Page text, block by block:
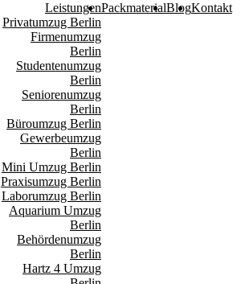
Leistungen
Privatumzug Berlin
Firmenumzug
Berlin
Studentenumzug
Berlin
Seniorenumzug
Berlin
Büroumzug Berlin
Gewerbeumzug
Berlin
Mini Umzug Berlin
Praxisumzug Berlin
Laborumzug Berlin
Aquarium Umzug
Berlin
Behördenumzug
Berlin
Hartz 4 Umzug
PackmaterialBlogKontakt